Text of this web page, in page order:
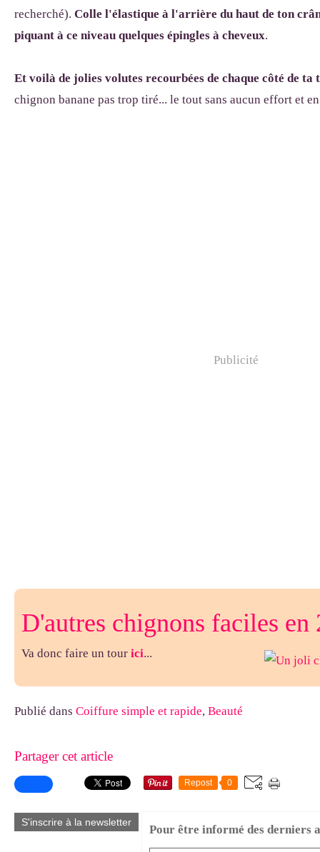
recherché). Colle l'élastique à l'arrière du haut de ton
piquant à ce niveau quelques épingles à cheveux.
Et voilà de jolies volutes recourbées de chaque côté de ta
chignon banane pas trop tiré... le tout sans aucun effort et
Publicité
D'autres chignons faciles en
Va donc faire un tour ici...
Publié dans Coiffure simple et rapide, Beauté
Partager cet article
Repost 0
S'inscrire à la newsletter
Pour être informé des derniers